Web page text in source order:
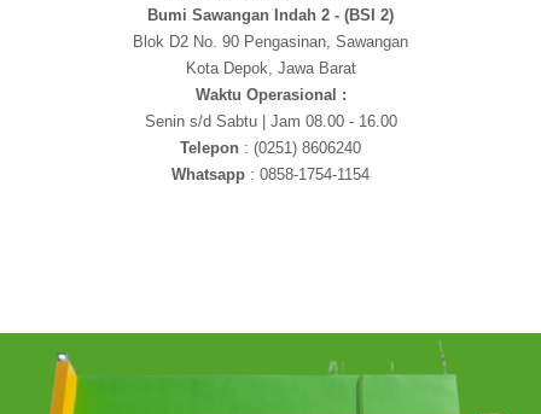
Bumi Sawangan Indah 2 - (BSI 2)
Blok D2 No. 90 Pengasinan, Sawangan
Kota Depok, Jawa Barat
Waktu Operasional :
Senin s/d Sabtu | Jam 08.00 - 16.00
Telepon : (0251) 8606240
Whatsapp : 0858-1754-1154